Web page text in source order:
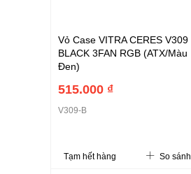
Vỏ Case VITRA CERES V309
BLACK 3FAN RGB (ATX/Màu
Đen)
515.000 ₫
V309-B
Tạm hết hàng So sánh